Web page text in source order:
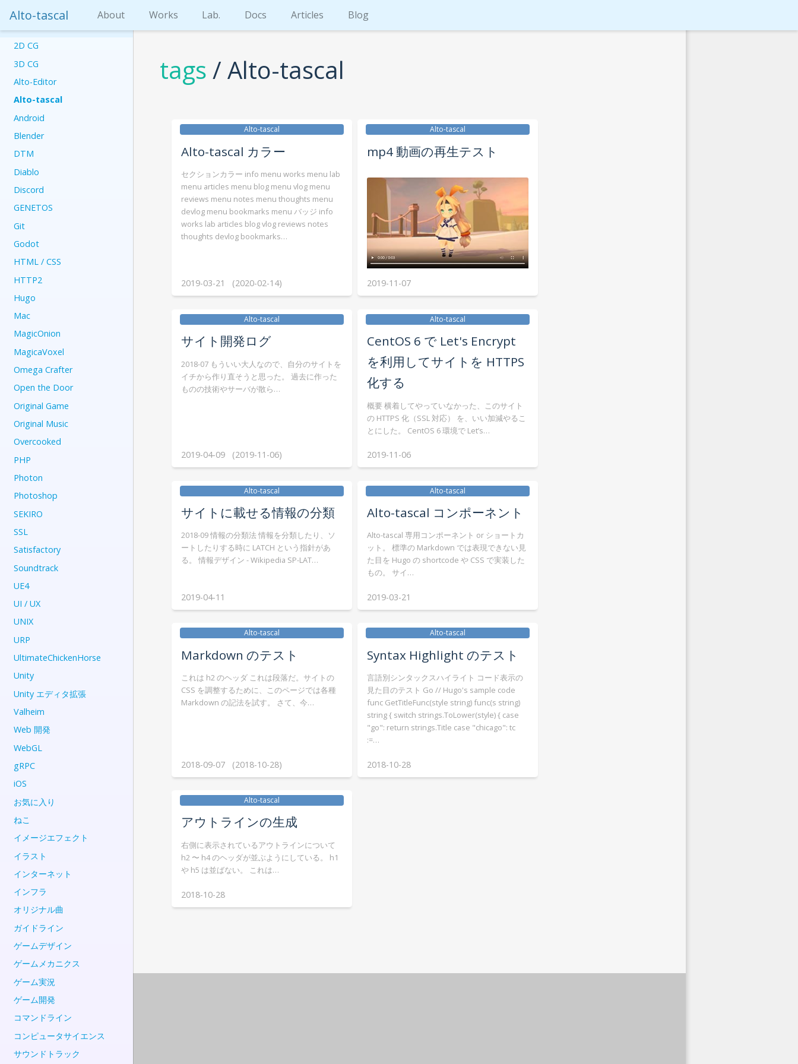
Alto-tascal About Works Lab. Docs Articles Blog
2D CG
3D CG
Alto-Editor
Alto-tascal
Android
Blender
DTM
Diablo
Discord
GENETOS
Git
Godot
HTML / CSS
HTTP2
Hugo
Mac
MagicOnion
MagicaVoxel
Omega Crafter
Open the Door
Original Game
Original Music
Overcooked
PHP
Photon
Photoshop
SEKIRO
SSL
Satisfactory
Soundtrack
UE4
UI / UX
UNIX
URP
UltimateChickenHorse
Unity
Unity エディタ拡張
Valheim
Web 開発
WebGL
gRPC
iOS
お気に入り
ねこ
イメージエフェクト
イラスト
インターネット
インフラ
オリジナル曲
ガイドライン
ゲームデザイン
ゲームメカニクス
ゲーム実況
ゲーム開発
コマンドライン
コンピュータサイエンス
サウンドトラック
tags / Alto-tascal
Alto-tascal
Alto-tascal カラー
セクションカラー info menu works menu lab
menu articles menu blog menu vlog menu
reviews menu notes menu thoughts menu
devlog menu bookmarks menu バッジ info
works lab articles blog vlog reviews notes
thoughts devlog bookmarks…
2019-03-21 (2020-02-14)
Alto-tascal
mp4 動画の再生テスト
2019-11-07
Alto-tascal
サイト開発ログ
2018-07 もういい大人なので、自分のサイトを
イチから作り直そうと思った。 過去に作った
ものの技術やサーバが散ら…
2019-04-09 (2019-11-06)
Alto-tascal
CentOS 6 で Let's Encrypt
を利用してサイトを HTTPS
化する
概要 横着してやっていなかった、このサイト
の HTTPS 化（SSL 対応） を、いい加減やるこ
とにした。 CentOS 6 環境で Let’s…
2019-11-06
Alto-tascal
サイトに載せる情報の分類
2018-09 情報の分類法 情報を分類したり、ソ
ートしたりする時に LATCH という指針があ
る。 情報デザイン - Wikipedia SP-LAT…
2019-04-11
Alto-tascal
Alto-tascal コンポーネント
Alto-tascal 専用コンポーネント or ショートカ
ット。 標準の Markdown では表現できない見
た目を Hugo の shortcode や CSS で実装した
もの。 サイ…
2019-03-21
Alto-tascal
Markdown のテスト
これは h2 のヘッダ これは段落だ。サイトの
CSS を調整するために、このページでは各種
Markdown の記法を試す。 さて、今…
2018-09-07 (2018-10-28)
Alto-tascal
Syntax Highlight のテスト
言語別シンタックスハイライト コード表示の
見た目のテスト Go // Hugo's sample code
func GetTitleFunc(style string) func(s string)
string { switch strings.ToLower(style) { case
"go": return strings.Title case "chicago": tc
:=…
2018-10-28
Alto-tascal
アウトラインの生成
右側に表示されているアウトラインについて
h2 〜 h4 のヘッダが並ぶようにしている。 h1
や h5 は並ばない。 これは…
2018-10-28